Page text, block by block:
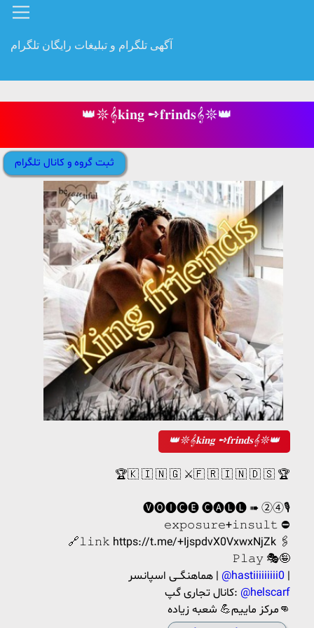
آگهی تلگرام و تبلیغات رایگان تلگرام
👑𖤓𝄞𝐤𝐢𝐧𝐠 ➺𝐟𝐫𝐢𝐧𝐝𝐬𝄞𖤓👑
ثبت گروه و کانال تلگرام
👑𖤓𝄞𝐤𝐢𝐧𝐠 ➺𝐟𝐫𝐢𝐧𝐝𝐬𝄞𖤓👑
🏆🇰 🇮 🇳 🇬 ⚔️🇫 🇷 🇮 🇳 🇩 🇸 🏆
🅥🅞🅘🅒🅔 🅒🅐🅛🅛 ➠ ➁➃🎙
𝚎𝚡𝚙𝚘𝚜𝚞𝚛𝚎+𝚒𝚗𝚜𝚞𝚕𝚝 ⛔
🔗𝚕𝚒𝚗𝚔 https://t.me/+IjspdvX0VxwxNjZk 🖇
𝙿𝚕𝚊𝚢 🎭🤪
هماهنگــی اسپانسر | @hastiiiiiiiii0 |
کانال تجاری گپ: @helscarf
مرکز‌ ماییم💪 شعبه زیاده👊